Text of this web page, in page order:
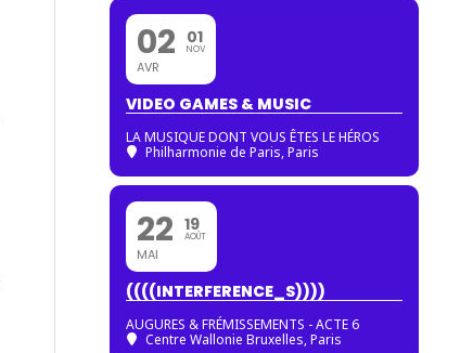
02
AVR
01
NOV
VIDEO GAMES & MUSIC
LA MUSIQUE DONT VOUS ÊTES LE HÉROS
Philharmonie de Paris, Paris
22
MAI
19
AOÛT
((((INTERFERENCE_S))))
AUGURES & FRÉMISSEMENTS - ACTE 6
Centre Wallonie Bruxelles, Paris